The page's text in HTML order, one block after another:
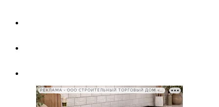
РЕКЛАМА • ООО СТРОИТЕЛЬНЫЙ ТОРГОВЫЙ ДОМ «ПЕТРОВИЧ», ИНН 7802348846